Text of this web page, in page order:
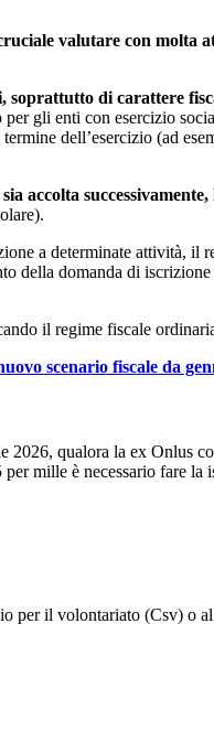
valutare con molta
di carattere
gli enti con esercizio
dell’esercizio (ad
accolta
a determinate attività, il
della domanda di iscrizione
il regime fiscale
scenario fiscale da
2026, qualora la ex Onlus
mille è necessario fare
per il volontariato (Csv) o